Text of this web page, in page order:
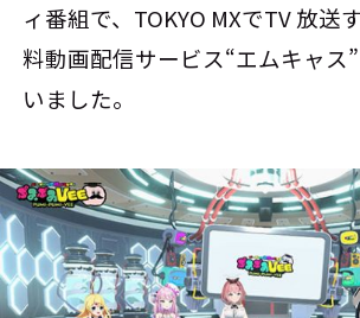
ィ番組で、TOKYO MXでTV 放送
料動画配信サービス“エムキャス
いました。